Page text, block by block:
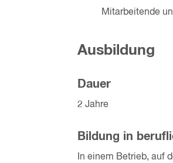
Mitarbeitende
Ausbildung
Dauer
2 Jahre
Bildung in
In einem Betrieb, auf